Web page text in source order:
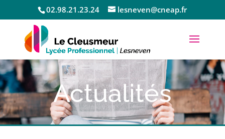
02.98.21.23.24 lesneven@cneap.fr
Actualités